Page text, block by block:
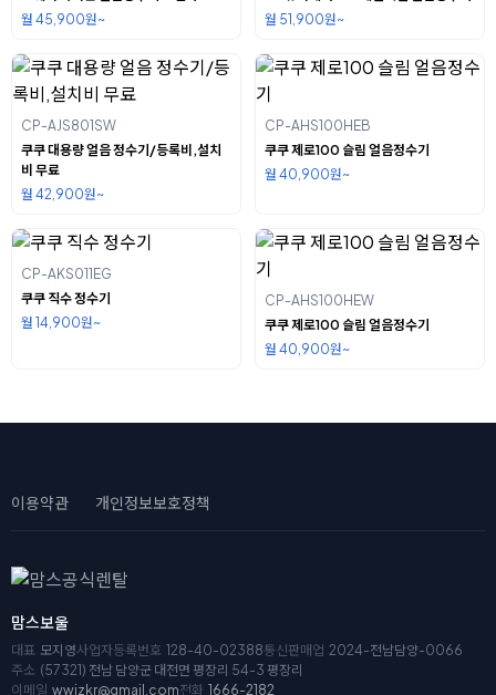
월 45,900원~
월 51,900원~
CP-AJS801SW
쿠쿠 대용량 얼음 정수기/등록비,설치
비 무료
월 42,900원~
CP-AHS100HEB
쿠쿠 제로100 슬림 얼음정수기
월 40,900원~
CP-AKS011EG
쿠쿠 직수 정수기
월 14,900원~
CP-AHS100HEW
쿠쿠 제로100 슬림 얼음정수기
월 40,900원~
이용약관 개인정보보호정책
맘스보울
대표 모지영사업자등록번호 128-40-02388통신판매업 2024-전남담양-0066
주소 (57321) 전남 담양군 대전면 평장리 54-3 평장리
이메일 wwizkr@gmail.com전화 1666-2182